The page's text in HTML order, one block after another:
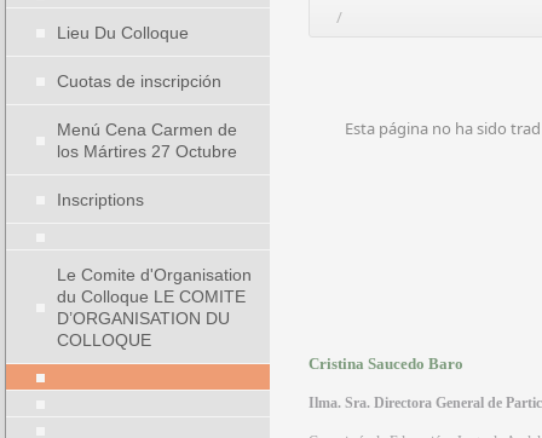
Lieu Du Colloque
Cuotas de inscripción
Menú Cena Carmen de
los Mártires 27 Octubre
Inscriptions
Le Comite d'Organisation
du Colloque LE COMITE
D’ORGANISATION DU
COLLOQUE
/
Esta página no ha sido
Cristina Saucedo Baro
Ilma. Sra. Directora General de